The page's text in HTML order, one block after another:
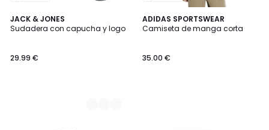
JACK & JONES
Sudadera con capucha y logo
29.99 €
2
Colores
ADIDAS SPORTSWEAR
Camiseta de manga corta
35.00 €